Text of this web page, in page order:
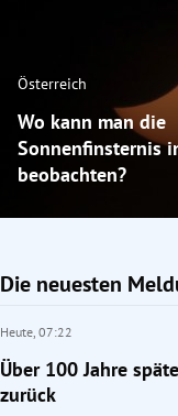
Österreich
Wo kann man die
Sonnenfinsternis
beobachten?
Die neuesten
Heute, 07:22
Über 100 Jahre
zurück